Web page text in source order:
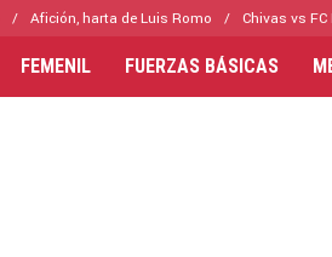
Afición, harta de Luis Romo Chivas vs
FEMENIL FUERZAS BÁSICAS